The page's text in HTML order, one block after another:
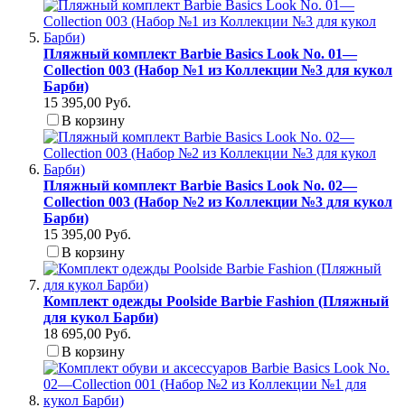
Пляжный комплект Barbie Basics Look No. 01—
Collection 003 (Набор №1 из Коллекции №3 для кукол
Барби)
15 395,00 Руб.
В корзину
Пляжный комплект Barbie Basics Look No. 02—
Collection 003 (Набор №2 из Коллекции №3 для кукол
Барби)
15 395,00 Руб.
В корзину
Комплект одежды Poolside Barbie Fashion (Пляжный
для кукол Барби)
18 695,00 Руб.
В корзину